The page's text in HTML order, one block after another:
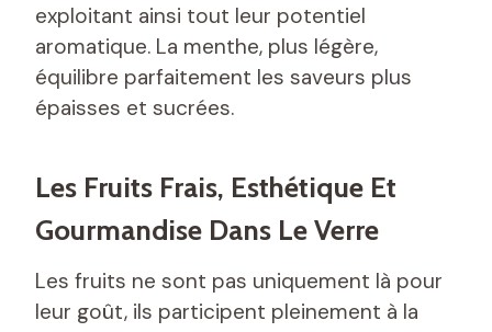
exploitant ainsi tout leur potentiel
aromatique. La menthe, plus légère,
équilibre parfaitement les saveurs plus
épaisses et sucrées.
Les Fruits Frais, Esthétique Et
Gourmandise Dans Le Verre
Les fruits ne sont pas uniquement là pour
leur goût, ils participent pleinement à la